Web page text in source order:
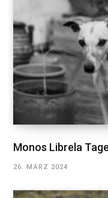
Monos Librela
26. MÄRZ 2024